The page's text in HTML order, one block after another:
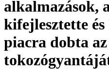
alkalmazások,
kifejlesztette
piacra dobta